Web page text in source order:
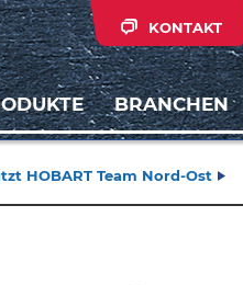
KONTAKT
BRANCHEN
HOBART Team Nord-Ost